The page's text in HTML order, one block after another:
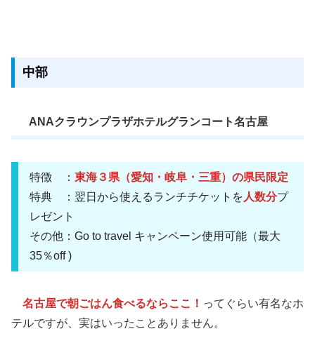
中部
ANAクラウンプラザホテルグランコート名古屋
特徴 ： 東海３県（愛知・岐阜・三重）の県民限定
特典 ：翌日から使えるランチチケットを人数分プ
レゼント
その他：Go to travel キャンペーン使用可能（最大
35％off )
名古屋で朝ごはん食べるならここ！ ってぐらい有名なホ
テルですが、実はいったことありません。